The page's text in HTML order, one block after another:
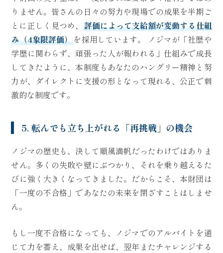
りません。皆さんの日々の努力や現場での成果を半期ご
とに正しく見つめ、 評価によって支給額が変動する仕組
み（4象限評価）を採用しています。 ノジマが「社歴や
学歴に関わらず、頑張った人が報われる」仕組みで成長
してきたように、本制度もあなたのハングリー精神と努
力が、ダイレクトに支援の形となって現れる、公正で刺
激的な制度です。
5. 転んでも立ち上がれる「再挑戦」の機会
ノジマの歴史も、決して順風満帆だったわけではありま
せん。多くの失敗や壁にぶつかり、それを乗り越えるた
びに強く大きくなってきました。だからこそ、本財団は
「一度の不合格」であなたの未来を閉ざすことはしませ
ん。
もし一度不合格になっても、ノジマでのアルバイトを通
じて力を蓄え、成果を出せば、翌年またチャレンジする